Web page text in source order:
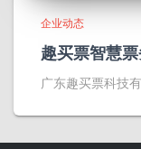
企业动态
趣买票智慧
广东趣买票科技